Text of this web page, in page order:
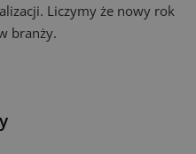
Liczymy że nowy rok
branży.